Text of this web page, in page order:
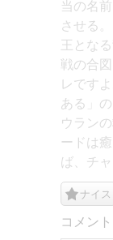
当の名
させる
王とな
戦の合
レです
ある」
ウラン
ードは
ば、チ
ナイス
コメン